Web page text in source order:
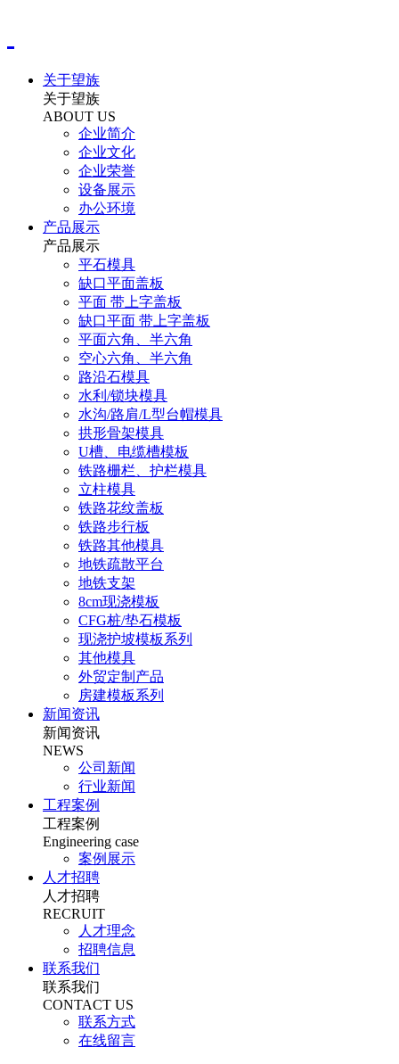
关于望族
关于望族
ABOUT US
企业简介
企业文化
企业荣誉
设备展示
办公环境
产品展示
产品展示
平石模具
缺口平面盖板
平面 带上字盖板
缺口平面 带上字盖板
平面六角、半六角
空心六角、半六角
路沿石模具
水利/锁块模具
水沟/路肩/L型台帽模具
拱形骨架模具
U槽、电缆槽模板
铁路栅栏、护栏模具
立柱模具
铁路花纹盖板
铁路步行板
铁路其他模具
地铁疏散平台
地铁支架
8cm现浇模板
CFG桩/垫石模板
现浇护坡模板系列
其他模具
外贸定制产品
房建模板系列
新闻资讯
新闻资讯
NEWS
公司新闻
行业新闻
工程案例
工程案例
Engineering case
案例展示
人才招聘
人才招聘
RECRUIT
人才理念
招聘信息
联系我们
联系我们
CONTACT US
联系方式
在线留言